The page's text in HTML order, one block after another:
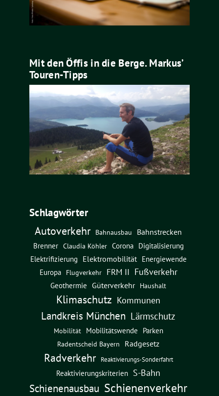
Mit den Öffis in die Berge. Markus’
Touren-Tipps
Schlagwörter
Autoverkehr Bahnausbau
Bahnstrecken
Brenner Claudia Köhler Corona
Digitalisierung
Elektrifizierung
Elektromobilität Energiewende
Europa Flugverkehr FRM II Fußverkehr
Geothermie Güterverkehr Haushalt
Klimaschutz Kommunen
Landkreis München Lärmschutz
Mobilität Mobilitätswende Parken
Radentscheid Bayern Radgesetz
Radverkehr Reaktivierungs-Sonderfahrt
Reaktivierungskriterien S-Bahn
Schienenausbau Schienenverkehr